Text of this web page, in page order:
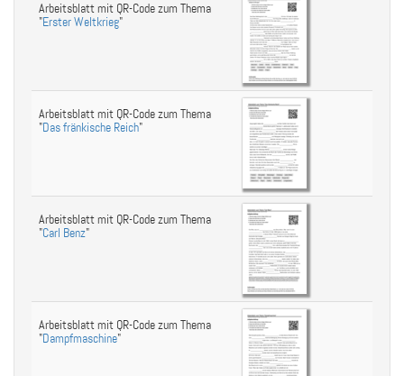
Arbeitsblatt mit QR-Code zum Thema
"Erster Weltkrieg"
Arbeitsblatt mit QR-Code zum Thema
"Das fränkische Reich"
Arbeitsblatt mit QR-Code zum Thema
"Carl Benz"
Arbeitsblatt mit QR-Code zum Thema
"Dampfmaschine"